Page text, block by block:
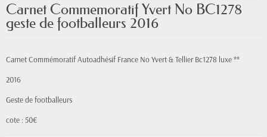
Carnet Commemoratif Yvert No BC1278
geste de footballeurs 2016
Carnet Commémoratif Autoadhésif France No Yvert & Tellier Bc1278 luxe **
2016
Geste de footballeurs
cote : 50€